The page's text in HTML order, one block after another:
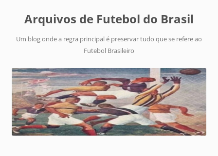
Arquivos de Futebol do Brasil
Um blog onde a regra principal é preservar tudo que se refere ao
Futebol Brasileiro